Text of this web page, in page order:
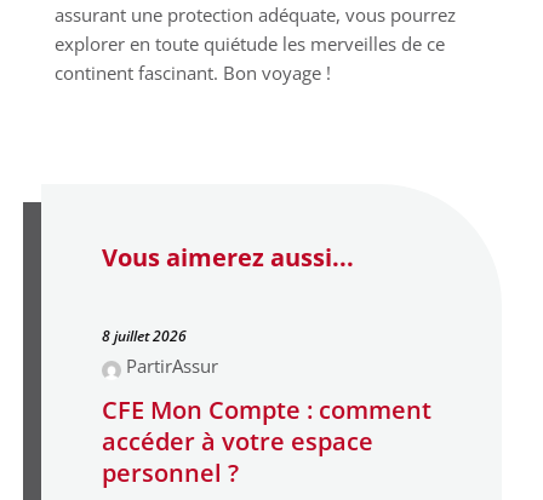
assurant une protection adéquate, vous pourrez
explorer en toute quiétude les merveilles de ce
continent fascinant. Bon voyage !
Vous aimerez aussi...
8 juillet 2026
PartirAssur
CFE Mon Compte : comment
accéder à votre espace
personnel ?